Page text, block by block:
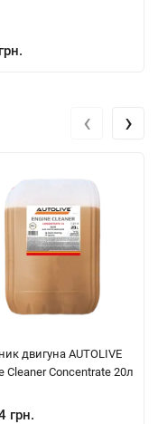
двигуна AUTOLIVE
Cleaner Concentrate 20л
грн.
‹ ›